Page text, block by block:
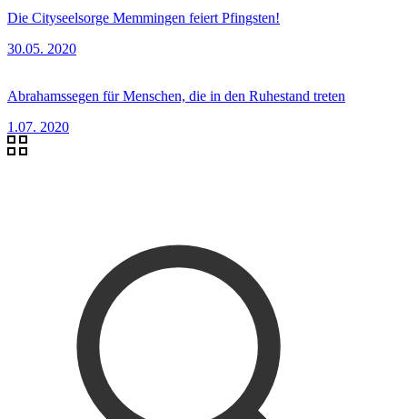
Die Cityseelsorge Memmingen feiert Pfingsten!
30.05. 2020
Abrahamssegen für Menschen, die in den Ruhestand treten
1.07. 2020